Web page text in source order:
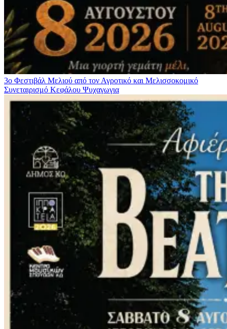
3ο Φεστιβάλ Μελιού από τον Αγροτικό και Μελισσοκομικό
Συνεταιρισμό Κεφάλου Ψυχαγωγια